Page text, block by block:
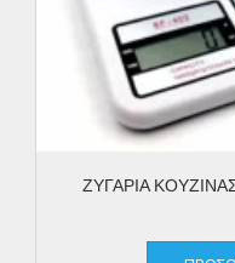
ΖΥΓΑΡΙΑ